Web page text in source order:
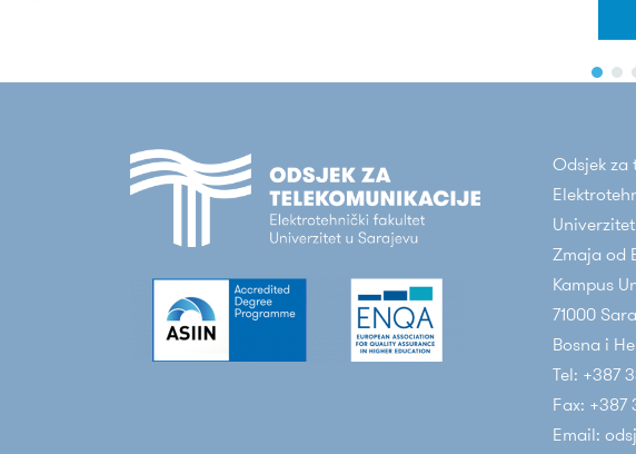
Odsjek za
Zmaja od
Kampus
71000
Bosna i
Tel: +387
Fax: +387
Email: